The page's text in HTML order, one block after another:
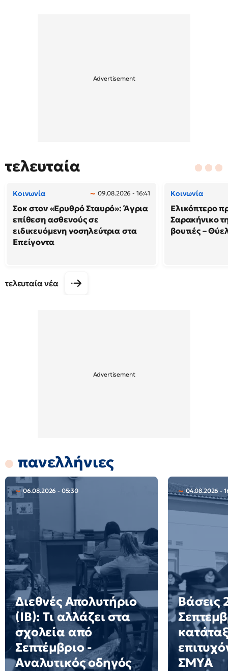
τελευταία
Κοινωνία 09.08.2026 - 16:41
Σοκ στον «Ερυθρό Σταυρό»: Άγρια
επίθεση ασθενούς σε
ειδικευόμενη νοσηλεύτρια στα
Επείγοντα
Κοινωνία
Ελικόπτερο
Σαρακήνικο
βουτιές –
τελευταία νέα
πανελλήνιες
06.08.2026 - 05:30
Διεθνές Απολυτήριο
(IB): Τι αλλάζει στα
σχολεία από
Σεπτέμβριο -
Αναλυτικός οδηγός
04.08.2026 -
Βάσεις
ΣΜΥΑ